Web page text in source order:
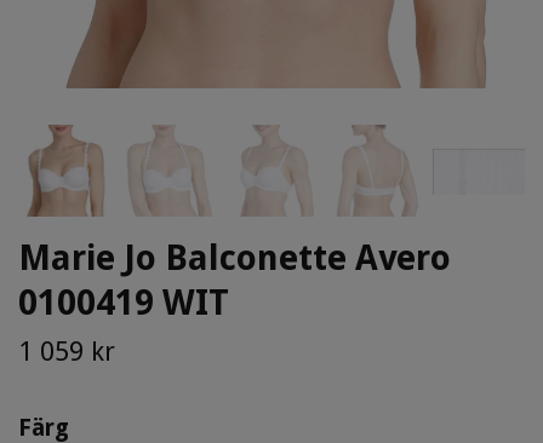
Marie Jo Balconette Avero
0100419 WIT
1 059 kr
Färg